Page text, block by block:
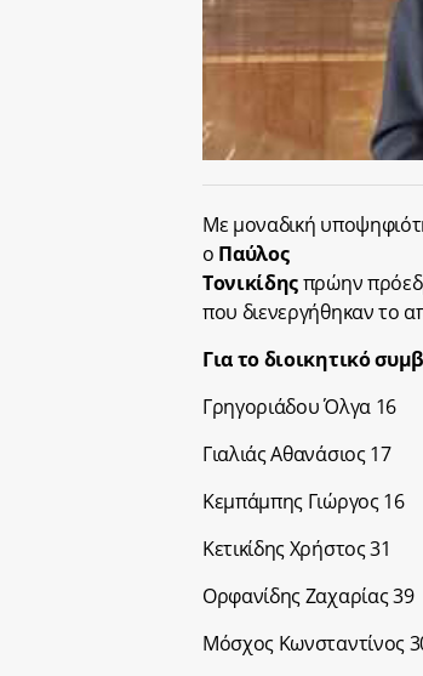
Με μοναδική
ο Παύλος
Τονικίδηςπρώην
που διενεργήθηκαν το
Για το διοικητικό
Γρηγοριάδου Όλγα 16
Γιαλιάς Αθανάσιος 17
Κεμπάμπης Γιώργος 16
Κετικίδης Χρήστος 31
Ορφανίδης Ζαχαρίας 39
Μόσχος Κωνσταντίνος